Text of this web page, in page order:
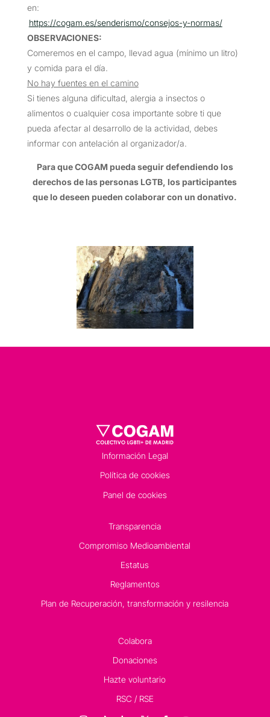
en:
https://cogam.es/senderismo/consejos-y-normas/
OBSERVACIONES:
Comeremos en el campo, llevad agua (mínimo un litro)
y comida para el día.
No hay fuentes en el camino
Si tienes alguna dificultad, alergia a insectos o
alimentos o cualquier cosa importante sobre ti que
pueda afectar al desarrollo de la actividad, debes
informar con antelación al organizador/a.
Para que COGAM pueda seguir defendiendo los
derechos de las personas LGTB, los participantes
que lo deseen pueden colaborar con un donativo.
Información Legal
Política de cookies
Panel de cookies
Transparencia
Compromiso Medioambiental
Estatus
Reglamentos
Plan de Recuperación, transformación y resilencia
Colabora
Donaciones
Hazte voluntario
RSC / RSE